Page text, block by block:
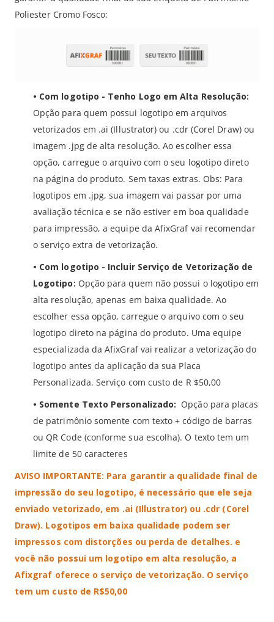
Poliester Cromo Fosco:
• Com logotipo - Tenho Logo em Alta Resolução:
Opção para quem possui logotipo em arquivos
vetorizados em .ai (Illustrator) ou .cdr (Corel Draw) ou
imagem .jpg de alta resolução. Ao escolher essa
opção, carregue o arquivo com o seu logotipo direto
na página do produto. Sem taxas extras. Obs: Para
logotipos em .jpg, sua imagem vai passar por uma
avaliação técnica e se não estiver em boa qualidade
para impressão, a equipe da AfixGraf vai recomendar
o serviço extra de vetorização.
• Com logotipo - Incluir Serviço de Vetorização de
Logotipo: Opção para quem não possui o logotipo em
alta resolução, apenas em baixa qualidade. Ao
escolher essa opção, carregue o arquivo com o seu
logotipo direto na página do produto. Uma equipe
especializada da AfixGraf vai realizar a vetorização do
logotipo antes da aplicação da sua Placa
Personalizada. Serviço com custo de R $50,00
• Somente Texto Personalizado: Opção para placas
de patrimônio somente com texto + código de barras
ou QR Code (conforme sua escolha). O texto tem um
limite de 50 caracteres
AVISO IMPORTANTE: Para garantir a qualidade final de
impressão do seu logotipo, é necessário que ele seja
enviado vetorizado, em .ai (Illustrator) ou .cdr (Corel
Draw). Logotipos em baixa qualidade podem ser
impressos com distorções ou perda de detalhes. e
você não possui um logotipo em alta resolução, a
Afixgraf oferece o serviço de vetorização. O serviço
tem um custo de R$50,00